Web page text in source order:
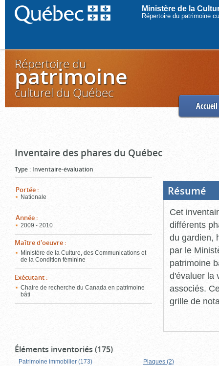
Ministère de la
Répertoire du patrimoine
Répertoire du
patrimoine
culturel du Québec
Accueil
Inventaire des phares du Québec
Type : Inventaire-évaluation
Portée :
Nationale
Année :
2009 - 2010
Maître d'oeuvre :
Ministère de la Culture, des Communications et
de la Condition féminine
Exécutant :
Chaire de recherche du Canada en patrimoine
bâti
Résumé
Cet
différents
du gardien,
par le
patrimoine
d'évaluer la
associés.
grille de
Éléments inventoriés (175)
Patrimoine immobilier (173) Plaques (2)